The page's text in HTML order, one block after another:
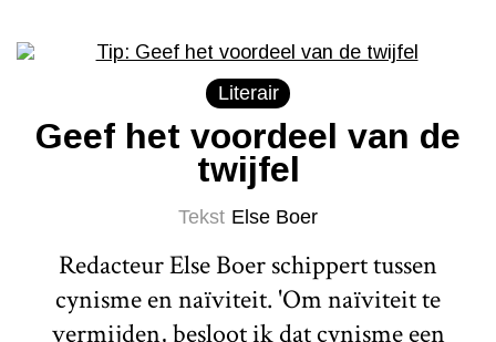
Literair
Geef het voordeel van de
twijfel
Tekst Else Boer
Redacteur Else Boer schippert tussen
cynisme en naïviteit. 'Om naïviteit te
vermijden, besloot ik dat cynisme een